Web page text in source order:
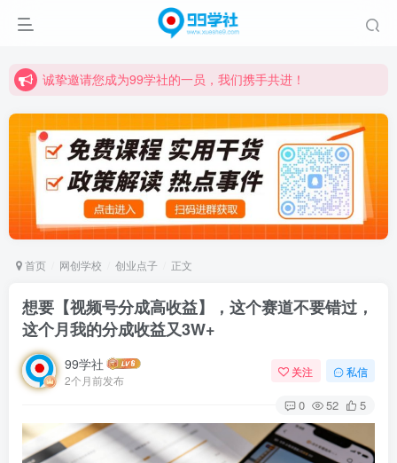
诚挚邀请您成为99学社的一员，我们携手共进！
诚挚邀请您成为99学社的一员，我们携手共进！
学习路上不孤独，99学社与你同行！分享全网优质VIP资源，炒股教程、创业教程、网络营销教程、自媒体短视频教程等，长期更新各大精品创业项目！
首页 网创学校 创业点子 正文
想要【视频号分成高收益】，这个赛道不要错过，
这个月我的分成收益又3W+
99学社
2个月前发布
关注 私信
0 52 5